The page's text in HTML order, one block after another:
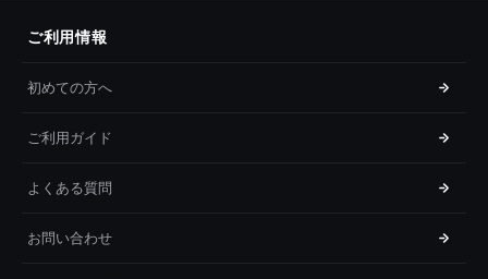
ご利用情報
初めての方へ
ご利用ガイド
よくある質問
お問い合わせ